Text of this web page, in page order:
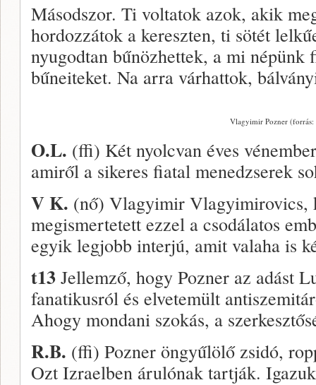
Másodszor. Ti voltatok azok, akik
hordozzátok a kereszten, ti sötét
nyugodtan bűnözhettek, a mi népünk
bűneiteket. Na arra várhattok,
Vlagyimir Pozner
O.L. (ffi) Két nyolcvan éves
amiről a sikeres fiatal menedzserek
V K. (nő) Vlagyimir Vlagyimirovics,
megismertetett ezzel a csodálatos
egyik legjobb interjú, amit valaha is
t13 Jellemző, hogy Pozner az adást
fanatikusról és elvetemült
Ahogy mondani szokás, a
R.B. (ffi) Pozner öngyűlölő zsidó,
Ozt Izraelben árulónak tartják.